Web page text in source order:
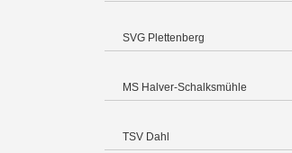
SVG Plettenberg
MS Halver-Schalksmühle
TSV Dahl